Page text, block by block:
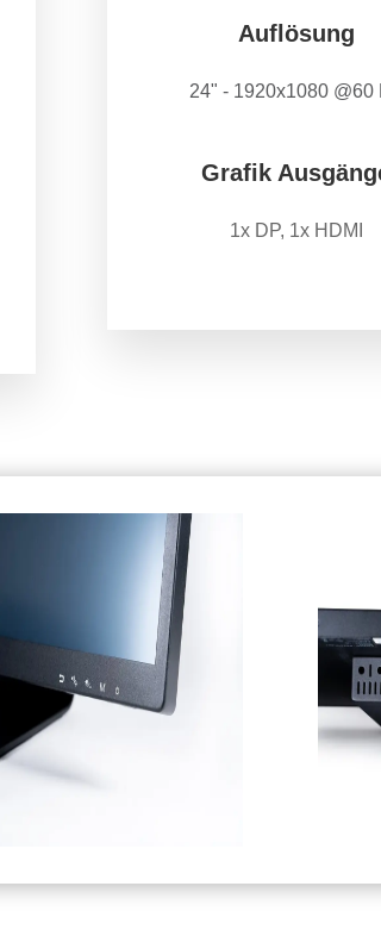
Auflösung
24" - 1920x1080 @60
Grafik
1x DP, 1x HDMI